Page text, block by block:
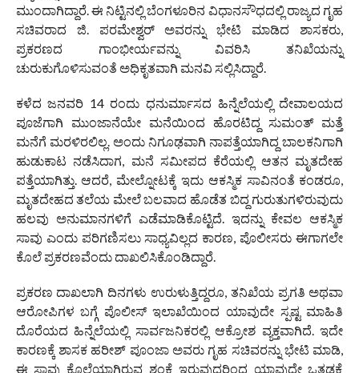
ಮುಂದಾಗಿದ್ದಾರೆ. ಈ ನಿಟ್ಟಿನಲ್ಲಿ ಬೆಂಗಳೂರಿನ ವಿಧಾನಸೌಧದಲ್ಲಿ ರಾಜ್ಯದ ಗೃಹ
ಸಚಿವರಾದ ಜಿ. ಪರಮೇಶ್ವರ್ ಅವರನ್ನು ಭೇಟಿ ಮಾಡಿದ ಶಾಸಕರು,
ಪ್ರಕರಣದ ಗಾಂಭೀರ್ಯವನ್ನು ವಿವರಿಸಿ ತನಿಖೆಯನ್ನು
ಚುರುಕುಗೊಳಿಸುವಂತೆ ಅಧಿಕೃತವಾಗಿ ಮನವಿ ಸಲ್ಲಿಸಿದ್ದಾರೆ.
ಕಳೆದ ಜನವರಿ 14 ರಂದು ಧನುರ್ಮಾಸದ ಹಿನ್ನೆಲೆಯಲ್ಲಿ ದೇವಾಲಯದ
ಪೂಜೆಗಾಗಿ ಮುಂಜಾನೆಯೇ ಮನೆಯಿಂದ ಹೊರಟಿದ್ದ ಸುಮಂತ್ ಮತ್ತೆ
ಮನೆಗೆ ಮರಳಿರಲಿಲ್ಲ. ಅಂದು ನಿಗೂಢವಾಗಿ ನಾಪತ್ತೆಯಾಗಿದ್ದ ಬಾಲಕನಿಗಾಗಿ
ಹುಡುಕಾಟ ನಡೆಸಿದಾಗ, ಮನೆ ಸಮೀಪದ ಕೆರೆಯಲ್ಲಿ ಆತನ ಮೃತದೇಹ
ಪತ್ತೆಯಾಗಿತ್ತು. ಆದರೆ, ಮೇಲ್ನೋಟಕ್ಕೆ ಇದು ಆಕಸ್ಮಿಕ ಸಾವಿನಂತೆ ಕಂಡರೂ,
ಮೃತದೇಹದ ತಲೆಯ ಮೇಲೆ ಬಲವಾದ ಹೊಡೆತ ಬಿದ್ದ ಗುರುತುಗಳಿರುವುದು
ಹಲವು ಅನುಮಾನಗಳಿಗೆ ಎಡೆಮಾಡಿಕೊಟ್ಟಿದೆ. ಇದನ್ನು ಕೇವಲ ಆಕಸ್ಮಿಕ
ಸಾವು ಎಂದು ಪರಿಗಣಿಸಲು ಸಾಧ್ಯವಿಲ್ಲದ ಕಾರಣ, ಪೊಲೀಸರು ಈಗಾಗಲೇ
ಕೊಲೆ ಪ್ರಕರಣವೆಂದು ದಾಖಲಿಸಿಕೊಂಡಿದ್ದಾರೆ.
ಪ್ರಕರಣ ದಾಖಲಾಗಿ ದಿನಗಳು ಉರುಳುತ್ತಿದ್ದರೂ, ತನಿಖೆಯ ಪ್ರಗತಿ ಅಥವಾ
ಆರೋಪಿಗಳ ಬಗ್ಗೆ ಪೊಲೀಸ್ ಇಲಾಖೆಯಿಂದ ಯಾವುದೇ ಸ್ಪಷ್ಟ ಮಾಹಿತಿ
ದೊರೆಯದ ಹಿನ್ನೆಲೆಯಲ್ಲಿ ಸಾರ್ವಜನಿಕರಲ್ಲಿ ಆಕ್ರೋಶ ವ್ಯಕ್ತವಾಗಿದೆ. ಇದೇ
ಕಾರಣಕ್ಕೆ ಶಾಸಕ ಹರೀಶ್ ಪೂಂಜಾ ಅವರು ಗೃಹ ಸಚಿವರನ್ನು ಭೇಟಿ ಮಾಡಿ,
ಈ ಸಾವು ಕೊಲೆಯಾಗಿರುವ ಶಂಕೆ ಇರುವುದರಿಂದ ಯಾವುದೇ ಒತ್ತಡಕ್ಕೆ